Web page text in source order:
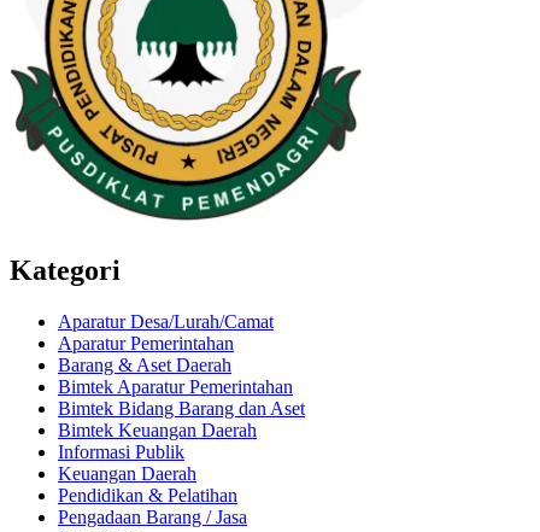
Kategori
Aparatur Desa/Lurah/Camat
Aparatur Pemerintahan
Barang & Aset Daerah
Bimtek Aparatur Pemerintahan
Bimtek Bidang Barang dan Aset
Bimtek Keuangan Daerah
Informasi Publik
Keuangan Daerah
Pendidikan & Pelatihan
Pengadaan Barang / Jasa